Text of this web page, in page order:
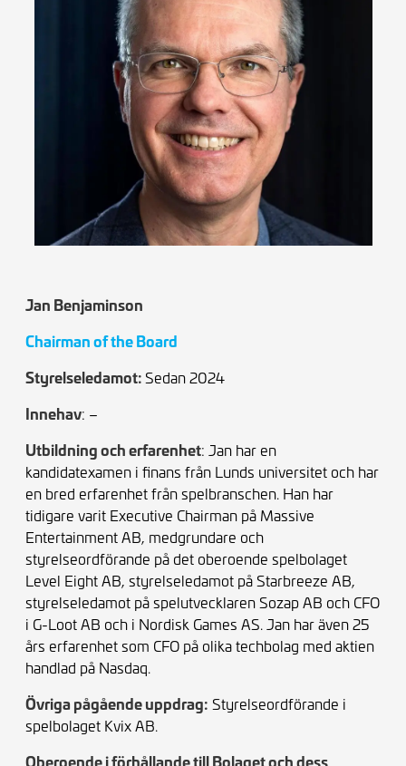
Jan Benjaminson
Chairman of the Board
Styrelseledamot: Sedan 2024
Innehav: –
Utbildning och erfarenhet: Jan har en
kandidatexamen i finans från Lunds universitet och har
en bred erfarenhet från spelbranschen. Han har
tidigare varit Executive Chairman på Massive
Entertainment AB, medgrundare och
styrelseordförande på det oberoende spelbolaget
Level Eight AB, styrelseledamot på Starbreeze AB,
styrelseledamot på spelutvecklaren Sozap AB och CFO
i G-Loot AB och i Nordisk Games AS. Jan har även 25
års erfarenhet som CFO på olika techbolag med aktien
handlad på Nasdaq.
Övriga pågående uppdrag: Styrelseordförande i
spelbolaget Kvix AB.
Oberoende i förhållande till Bolaget och dess